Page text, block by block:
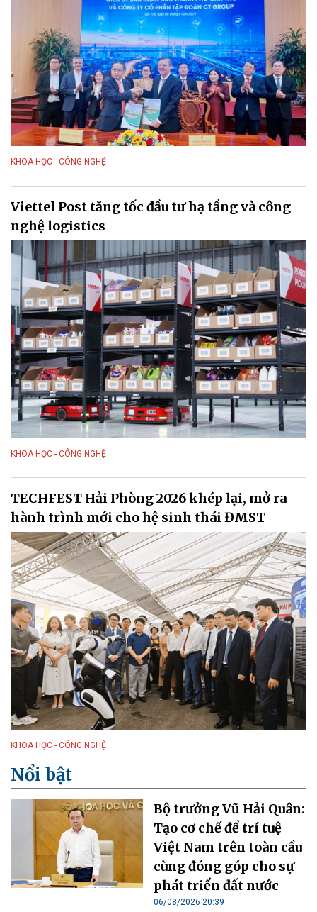
KHOA HỌC - CÔNG NGHỆ
Viettel Post tăng tốc đầu tư hạ tầng và công
nghệ logistics
KHOA HỌC - CÔNG NGHỆ
TECHFEST Hải Phòng 2026 khép lại, mở ra
hành trình mới cho hệ sinh thái ĐMST
KHOA HỌC - CÔNG NGHỆ
Nổi bật
Bộ trưởng Vũ Hải Quân:
Tạo cơ chế để trí tuệ
Việt Nam trên toàn cầu
cùng đóng góp cho sự
phát triển đất nước
06/08/2026 20:39